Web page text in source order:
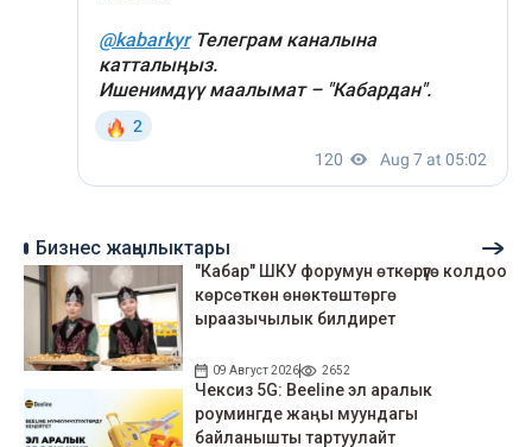
Бизнес жаңылыктары
"Кабар" ШКУ форумун өткөрүүгө колдоо
көрсөткөн өнөктөштөргө
ыраазычылык билдирет
09 Август 2026 2652
Чексиз 5G: Beeline эл аралык
роумингде жаңы муундагы
байланышты тартуулайт